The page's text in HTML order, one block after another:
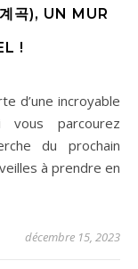
곡), UN MUR
!
parcourez
du prochain
à prendre en
décembre 15, 2023